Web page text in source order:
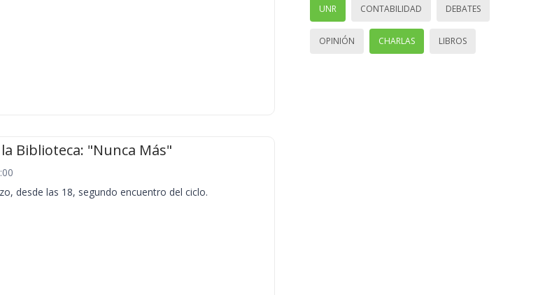
Biblioteca: "Nunca Más"
desde las 18, segundo encuentro del ciclo.
UNR CONTABILIDAD DEBATES
OPINIÓN CHARLAS LIBROS